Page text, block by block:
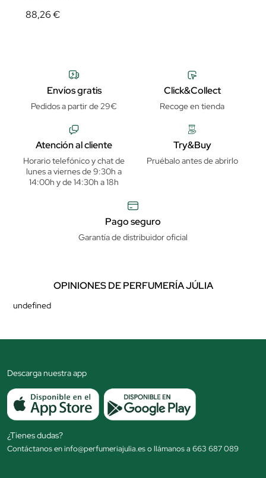
88,26 €
Envíos gratis
Pedidos a partir de 29€
Click&Collect
Recoge en tienda
Atención al cliente
Horario telefónico y chat de
lunes a viernes de 9:30h a
14:00h y de 14:30h a 18h
Try&Buy
Pruébalo antes de abrirlo
Pago seguro
Garantía de distribuidor oficial
OPINIONES DE PERFUMERÍA JÚLIA
undefined
Descarga nuestra app
¿Tienes dudas?
Contáctanos en info@perfumeriajulia.es o llámanos a 663 687 089